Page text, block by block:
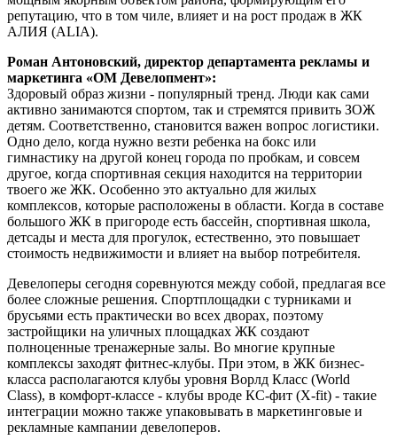
репутацию, что в том чиле, влияет и на рост продаж в ЖК
АЛИЯ (ALIA).
Роман Антоновский, директор департамента рекламы и
маркетинга «ОМ Девелопмент»:
Здоровый образ жизни - популярный тренд. Люди как сами
активно занимаются спортом, так и стремятся привить ЗОЖ
детям. Соответственно, становится важен вопрос логистики.
Одно дело, когда нужно везти ребенка на бокс или
гимнастику на другой конец города по пробкам, и совсем
другое, когда спортивная секция находится на территории
твоего же ЖК. Особенно это актуально для жилых
комплексов, которые расположены в области. Когда в составе
большого ЖК в пригороде есть бассейн, спортивная школа,
детсады и места для прогулок, естественно, это повышает
стоимость недвижимости и влияет на выбор потребителя.
Девелоперы сегодня соревнуются между собой, предлагая все
более сложные решения. Спортплощадки с турниками и
брусьями есть практически во всех дворах, поэтому
застройщики на уличных площадках ЖК создают
полноценные тренажерные залы. Во многие крупные
комплексы заходят фитнес-клубы. При этом, в ЖК бизнес-
класса располагаются клубы уровня Ворлд Класс (World
Class), в комфорт-классе - клубы вроде КС-фит (X-fit) - такие
интеграции можно также упаковывать в маркетинговые и
рекламные кампании девелоперов.